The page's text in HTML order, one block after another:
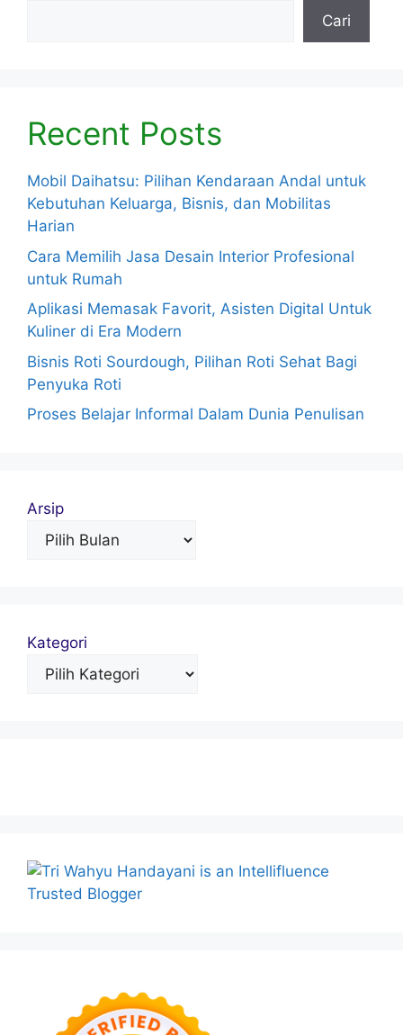
Cari
Recent Posts
Mobil Daihatsu: Pilihan Kendaraan Andal untuk
Kebutuhan Keluarga, Bisnis, dan Mobilitas
Harian
Cara Memilih Jasa Desain Interior Profesional
untuk Rumah
Aplikasi Memasak Favorit, Asisten Digital Untuk
Kuliner di Era Modern
Bisnis Roti Sourdough, Pilihan Roti Sehat Bagi
Penyuka Roti
Proses Belajar Informal Dalam Dunia Penulisan
Arsip
Kategori